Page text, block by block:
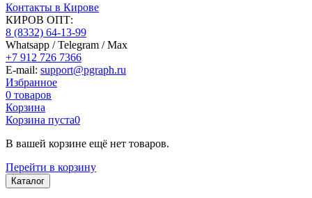
Контакты в Кирове
КИРОВ ОПТ:
8 (8332) 64-13-99
Whatsapp / Telegram / Max
+7 912 726 7366
E-mail: support@pgraph.ru
Избранное
0 товаров
Корзина
Корзина пуста0
В вашей корзине ещё нет товаров.
Перейти в корзину
Каталог